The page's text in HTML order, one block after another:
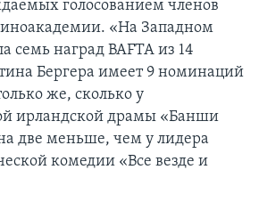
голосованием членов
«На Западном
семь наград BAFTA из 14
Бергера имеет 9 номинаций
же, сколько у
ирландской драмы «Банши
две меньше, чем у лидера
комедии «Все везде и